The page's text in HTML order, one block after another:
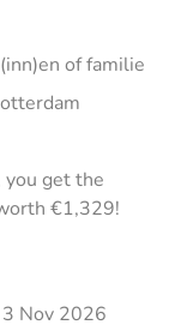
of familie
you get the
€1,329!
Nov 2026